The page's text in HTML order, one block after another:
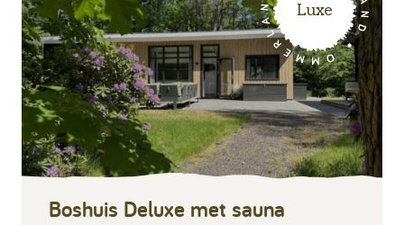
Luxe
Boshuis Deluxe met sauna